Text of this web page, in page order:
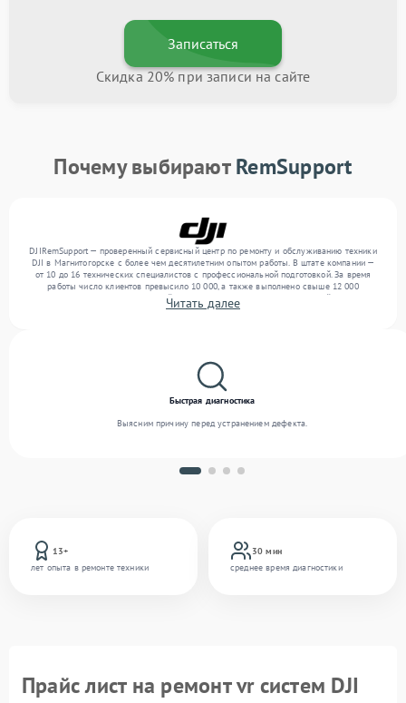
Записаться
Скидка 20% при записи на сайте
Почему выбираютRemSupport
DJIRemSupport — проверенный сервисный центр по ремонту и обслуживанию техники
DJI в Магнитогорске с более чем десятилетним опытом работы. В штате компании —
от 10 до 16 технических специалистов с профессиональной подготовкой. За время
работы число клиентов превысило 10 000, а также выполнено свыше 12 000
ремонтов. Ежемесячно в сервисный центр поступает более 300 обращений, включая , ,
. Мы выполняем ремонт различного уровня сложности и поддерживаем высокий
Читать далее
13+
лет опыта в ремонте техники
30 мин
среднее время диагностики
Быстрая диагностика
Выясним причину перед устранением дефекта.
Прайс лист на ремонт vr систем DJI